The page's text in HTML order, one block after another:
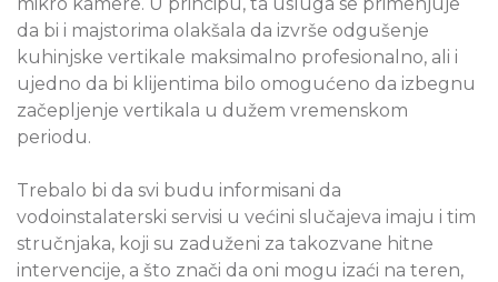
da bi i majstorima olakšala da izvrše odgušenje
kuhinjske vertikale maksimalno profesionalno, ali i
ujedno da bi klijentima bilo omogućeno da izbegnu
začepljenje vertikala u dužem vremenskom
periodu.
Trebalo bi da svi budu informisani da
vodoinstalaterski servisi u većini slučajeva imaju i tim
stručnjaka, koji su zaduženi za takozvane hitne
intervencije, a što znači da oni mogu izaći na teren,